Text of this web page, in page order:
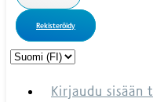
Rekisteröidy
Choose
languageKirjaudu sisään